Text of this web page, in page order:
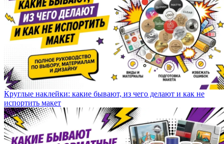
Круглые наклейки: какие бывают, из чего делают и как не
испортить макет